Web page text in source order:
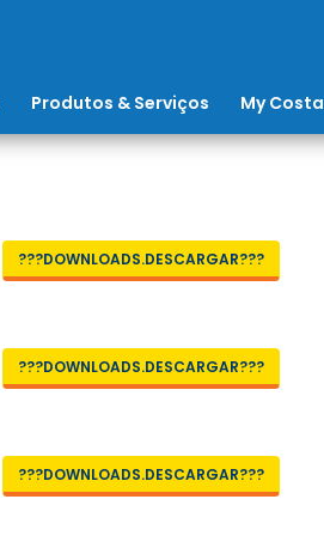
Produtos & Serviços My Costa
???DOWNLOADS.DESCARGAR???
???DOWNLOADS.DESCARGAR???
???DOWNLOADS.DESCARGAR???